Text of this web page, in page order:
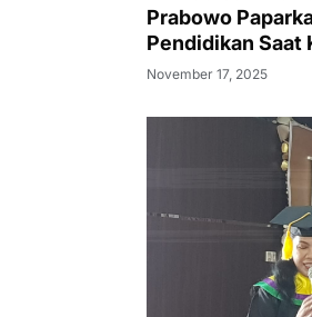
Prabowo
Pendidikan Saat
SMAN 1 Puruk
November 17, 2025